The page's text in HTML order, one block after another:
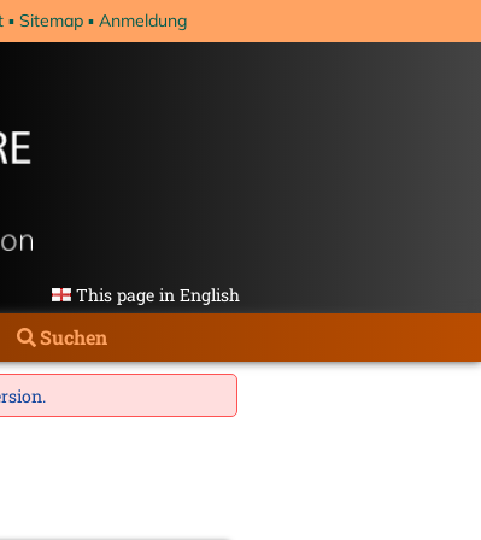
Sitemap Anmeldung
This page in English
Suchen
.